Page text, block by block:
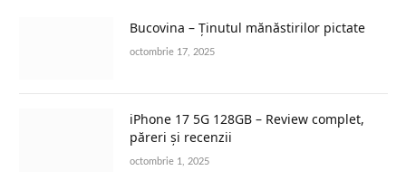
Bucovina – Ținutul mănăstirilor pictate
octombrie 17, 2025
iPhone 17 5G 128GB – Review complet,
păreri și recenzii
octombrie 1, 2025